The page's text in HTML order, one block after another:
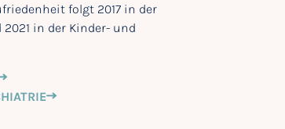
folgt 2017 in der
in der Kinder- und